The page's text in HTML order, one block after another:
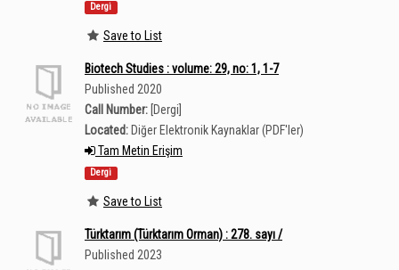
Dergi
Save to List
Biotech Studies : volume: 29, no: 1, 1-7
Published 2020
Call Number: [Dergi]
Located: Diğer Elektronik Kaynaklar (PDF'ler)
Tam Metin Erişim
Dergi
Save to List
Türktarım (Türktarım Orman) : 278. sayı /
Published 2023